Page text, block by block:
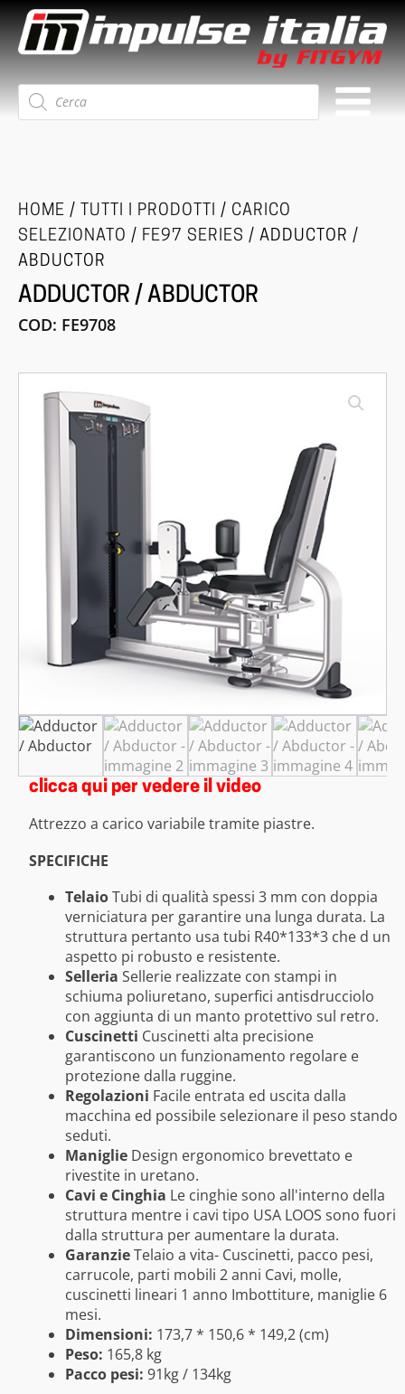
Ricerca
prodotti
HOME / TUTTI I PRODOTTI / CARICO
SELEZIONATO / FE97 SERIES / ADDUCTOR /
ABDUCTOR
ADDUCTOR / ABDUCTOR
COD: FE9708
clicca qui per vedere il video
Attrezzo a carico variabile tramite piastre.
SPECIFICHE
TelaioTubi di qualità spessi 3 mm con doppia
verniciatura per garantire una lunga durata. La
struttura pertanto usa tubi R40*133*3 che d un
aspetto pi robusto e resistente.
Selleria Sellerie realizzate con stampi in
schiuma poliuretano, superfici antisdrucciolo
con aggiunta di un manto protettivo sul retro.
Cuscinetti Cuscinetti alta precisione
garantiscono un funzionamento regolare e
protezione dalla ruggine.
Regolazioni Facile entrata ed uscita dalla
macchina ed possibile selezionare il peso stando
seduti.
Maniglie Design ergonomico brevettato e
rivestite in uretano.
Cavi e Cinghia Le cinghie sono all'interno della
struttura mentre i cavi tipo USA LOOS sono fuori
dalla struttura per aumentare la durata.
GaranzieTelaio a vita- Cuscinetti, pacco pesi,
carrucole, parti mobili 2 anni Cavi, molle,
cuscinetti lineari 1 anno Imbottiture, maniglie 6
mesi.
Dimensioni: 173,7 * 150,6 * 149,2 (cm)
Peso: 165,8 kg
Pacco pesi: 91kg / 134kg